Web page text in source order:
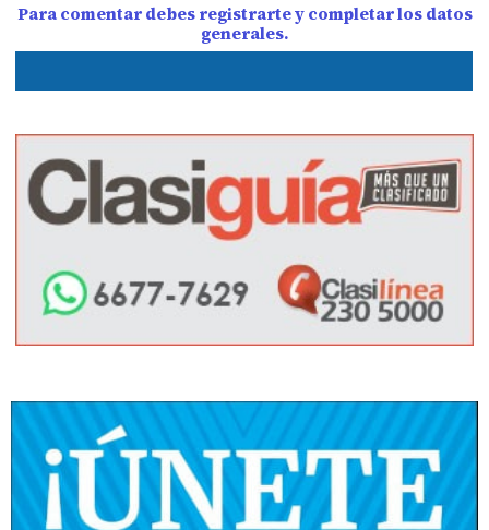
Para comentar debes registrarte y completar los datos
generales.